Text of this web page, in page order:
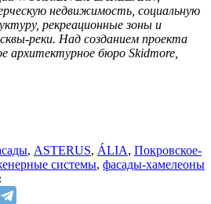
недвижимость, социальную
рекреационные зоны и
реки. Над созданием проекта
архитектурное бюро Skidmore,
, ASTERUS, ÁLIA, Покровское-
системы, фасады-хамелеоны